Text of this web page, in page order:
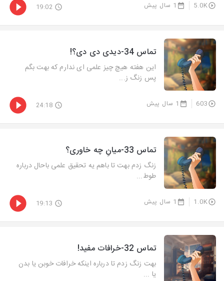
5.0K 1 سال پیش 19:02
تماس 34-دیدی دی دی؟!
این هفته هیچ چیز علمی ای ندارم که بهت بگم
پس زنگ ز...
603 1 سال پیش 24:18
تماس 33-میانِ چه خاوری؟
زنگ زدم بهت تا باهم یه تحقیق علمی باحال درباره
طوط...
1.0K 1 سال پیش 19:13
تماس 32-خرافات مفید!
بهت زنگ زدم تا درباره اینکه خرافات خوبن یا بدن
یا ...